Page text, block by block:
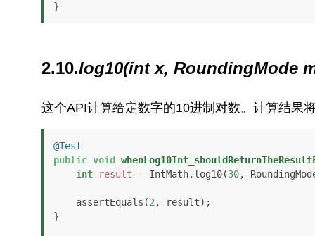
}
2.10.log10(int x, RoundingMode
这个API计算给定数字的10进制对数。计算结果
@Test
public void
int
result = IntMath.log10(30,
    assertEquals(
2 , result);
}